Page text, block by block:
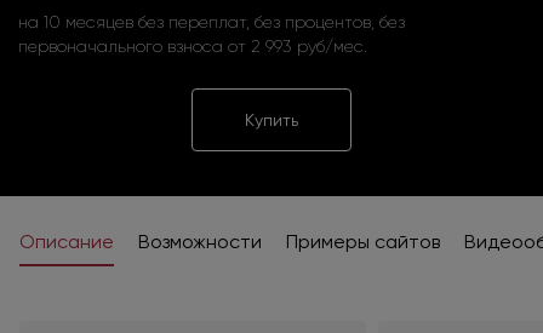
на 10 месяцев без переплат, без процентов, без
первоначального взноса от 2 993 руб/мес.
Купить
Описание Возможности Примеры сайтов